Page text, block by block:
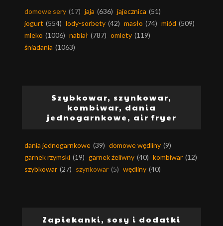
domowe sery (17) jaja (636) jajecznica (51)
jogurt (554) lody-sorbety (42) masło (74) miód (509)
mleko (1006) nabiał (787) omlety (119)
śniadania (1063)
Szybkowar, szynkowar,
kombiwar, dania
jednogarnkowe, air fryer
dania jednogarnkowe (39) domowe wędliny (9)
garnek rzymski (19) garnek żeliwny (40) kombiwar (12)
szybkowar (27) szynkowar (5) wędliny (40)
Zapiekanki, sosy i dodatki